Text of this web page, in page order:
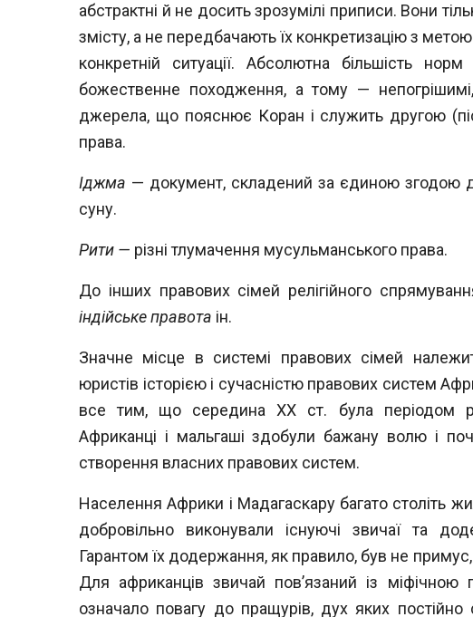
абстрактні й не досить зрозумілі приписи. Вони
змісту, а не передбачають їх конкретизацію з
конкретній ситуації. Абсолютна більшість
божественне походження, а тому — непогрішимі,
джерела, що пояснює Коран і служить другою
права.
Іджма — документ, складений за єдиною згодою
суну.
Рити — різні тлумачення мусульманського права.
До інших правових сімей релігійного
індійське правота ін.
Значне місце в системі правових сімей
юристів історією і сучасністю правових систем
все тим, що середина XX ст. була періодом
Африканці і мальгаші здобули бажану волю і
створення власних правових систем.
Населення Африки і Мадагаскару багато століть
добровільно виконували існуючі звичаї та
Гарантом їх додержання, як правило, був не
Для африканців звичай пов’язаний із міфічною
означало повагу до пращурів, дух яких постійно